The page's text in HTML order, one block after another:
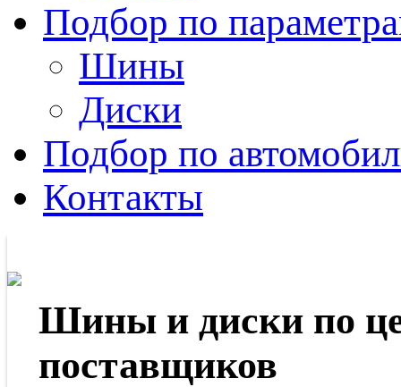
Подбор по
Шины
Диски
Подбор по
Контакты
Шины и диски по
поставщиков